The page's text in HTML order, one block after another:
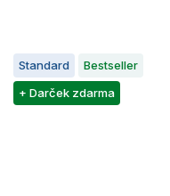
Standard
Bestseller
+ Darček zdarma